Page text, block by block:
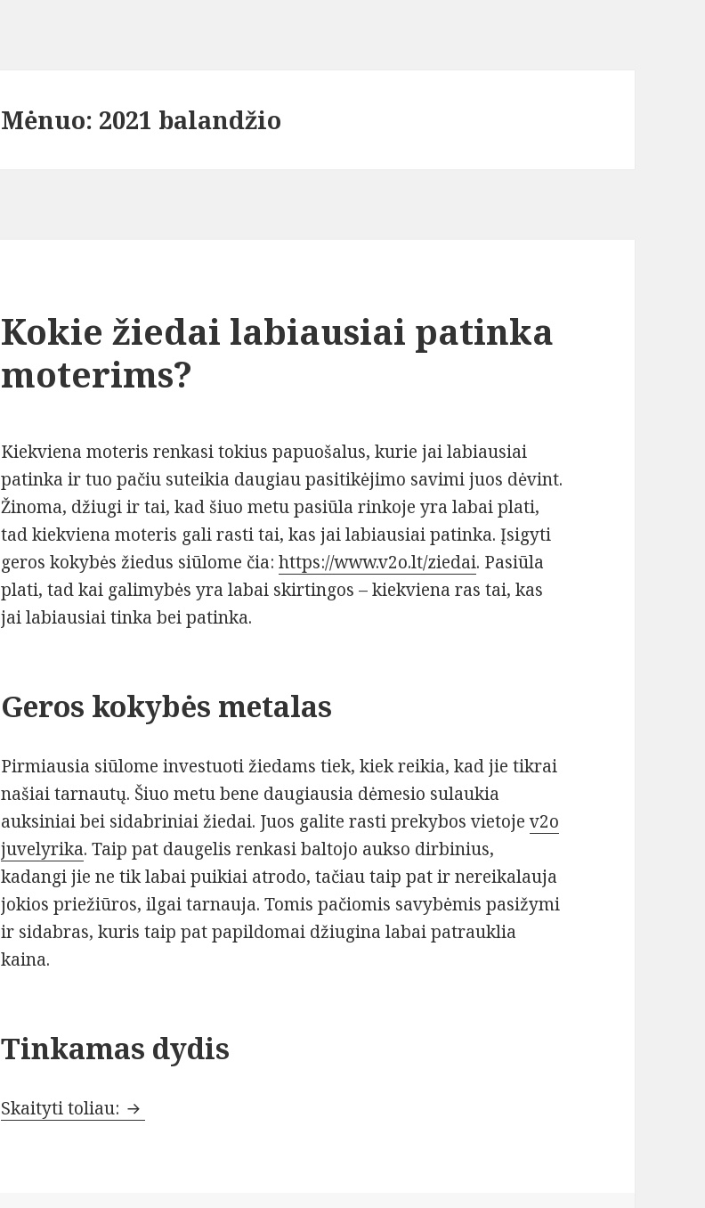
Mėnuo: 2021 balandžio
Kokie žiedai labiausiai patinka
moterims?
Kiekviena moteris renkasi tokius papuošalus, kurie jai labiausiai
patinka ir tuo pačiu suteikia daugiau pasitikėjimo savimi juos dėvint.
Žinoma, džiugi ir tai, kad šiuo metu pasiūla rinkoje yra labai plati,
tad kiekviena moteris gali rasti tai, kas jai labiausiai patinka. Įsigyti
geros kokybės žiedus siūlome čia:https://www.v2o.lt/ziedai. Pasiūla
plati, tad kai galimybės yra labai skirtingos – kiekviena ras tai, kas
jai labiausiai tinka bei patinka.
Geros kokybės metalas
Pirmiausia siūlome investuoti žiedams tiek, kiek reikia, kad jie tikrai
našiai tarnautų. Šiuo metu bene daugiausia dėmesio sulaukia
auksiniai bei sidabriniai žiedai. Juos galite rasti prekybos vietojev2o
juvelyrika. Taip pat daugelis renkasi baltojo aukso dirbinius,
kadangi jie ne tik labai puikiai atrodo, tačiau taip pat ir nereikalauja
jokios priežiūros, ilgai tarnauja. Tomis pačiomis savybėmis pasižymi
ir sidabras, kuris taip pat papildomai džiugina labai patrauklia
kaina.
Tinkamas dydis
Skaityti toliau: Kokie žiedai labiausiai patinka moterims?